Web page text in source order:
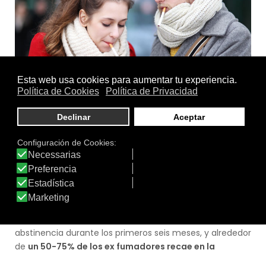
Un vicio difícil de abandonar
Tal y como informa El Mundo, “el consumo de
supone la mayor causa de mortalidad prematura y
evitable en todo el mundo
. Se estima que actualmente
el22,5% de los adultos (32% de los hombres y el 7% de
las mujeres) fuma tabaco
. A pesar de los conocidos
daños asociados al tabaco, sólo el 5% de los fumadores
abstinencia durante los primeros seis meses, y alrededor
de un 50-75% de los ex fumadores recae en la